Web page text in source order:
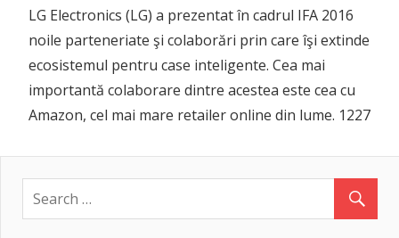
LG Electronics (LG) a prezentat în cadrul IFA 2016
noile parteneriate şi colaborări prin care îşi extinde
ecosistemul pentru case inteligente. Cea mai
importantă colaborare dintre acestea este cea cu
Amazon, cel mai mare retailer online din lume. 1227